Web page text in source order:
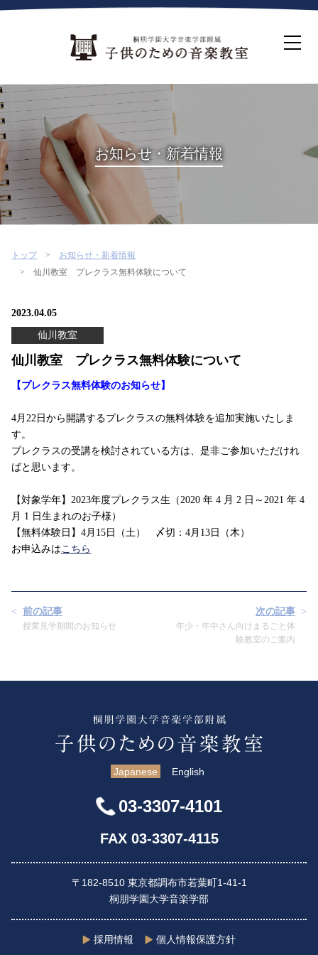
ホーム
生徒募集について
教室案内
コース紹介
概要・沿革
桐朋を選ぶ理由
インタビュー・コラム
イベント
よくある質問
お知らせ・新着情報
トップ
お知らせ・新着情報
仙川教室 プレクラス無料体験について
2023.04.05
仙川教室
仙川教室 プレクラス無料体験について
【プレクラス無料体験のお知らせ】
4月22日から開講するプレクラスの無料体験を追加実施いたしま
す。
プレクラスの受講を検討されている方は、是非ご参加いただけれ
ばと思います。
【対象学年】2023年度プレクラス生（2020 年 4 月 2 日～2021 年 4
月 1 日生まれのお子様）
【無料体験日】4月15日（土） 〆切：4月13日（木）
お申込みは こちら
前の記事
授業見学期間のお知らせ
次の記事
年少・年中さん向けまるごと体
験教室のご案内
Japanese English
03-3307-4101
FAX 03-3307-4115
〒182-8510 東京都調布市若葉町1-41-1
桐朋学園大学音楽学部
採用情報 個人情報保護方針